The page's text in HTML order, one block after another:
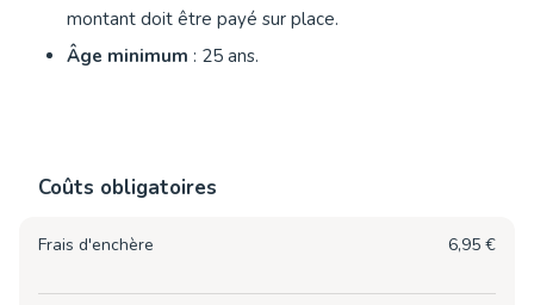
montant doit être payé sur place.
Âge minimum : 25 ans.
Coûts obligatoires
Frais d'enchère 6,95 €